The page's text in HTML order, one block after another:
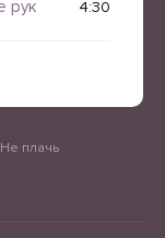
рук 4:30
плачь